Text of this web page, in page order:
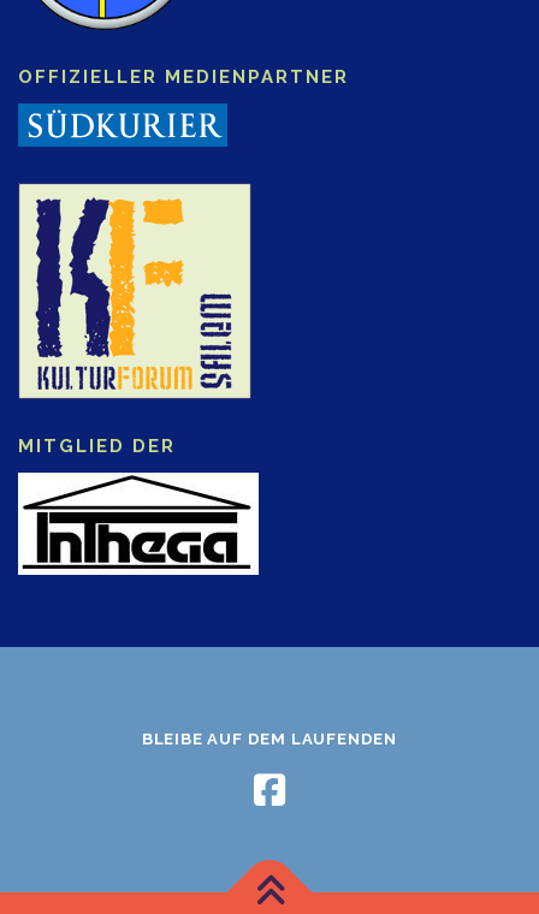
OFFIZIELLER MEDIENPARTNER
MITGLIED DER
BLEIBE AUF DEM LAUFENDEN